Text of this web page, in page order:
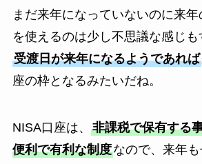
まだ来年になっていないのに来
を使えるのは少し不思議な感じも
受渡日が来年になるようであれば
座の枠となるみたいだね。
NISA口座は、 非課税で保有する
便利で有利な制度なので、来年